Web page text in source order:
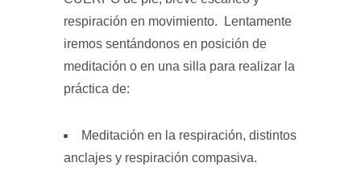
respiración en movimiento. Lentamente
iremos sentándonos en posición de
meditación o en una silla para realizar la
práctica de:
Meditación en la respiración, distintos
anclajes y respiración compasiva.